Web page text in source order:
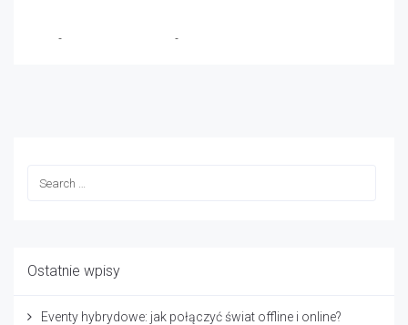
- -
Ostatnie wpisy
Eventy hybrydowe: jak połączyć świat offline i online?